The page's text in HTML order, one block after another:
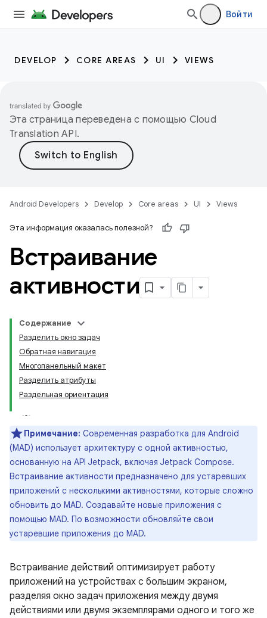
Войти
DEVELOP CORE AREAS UI VIEWS
Эта страница переведена с помощью Cloud
Translation API.
Android Developers Develop Core areas UI Views
Эта информация оказалась полезной?
Встраивание
активности
Содержание
Разделить окно задач
Обратная навигация
Многопанельный макет
Разделить атрибуты
Раздельная ориентация
Примечание: Современная разработка для Android
(MAD) использует архитектуру с одной активностью,
основанную на API Jetpack, включая Jetpack Compose.
Встраивание активности предназначено для устаревших
приложений с несколькими активностями, которые сложно
обновить до MAD. Создавайте новые приложения с
помощью MAD. По возможности обновляйте свои
устаревшие приложения до MAD.
Встраивание действий оптимизирует работу
приложений на устройствах с большим экраном,
разделяя окно задач приложения между двумя
действиями или двумя экземплярами одного и того же